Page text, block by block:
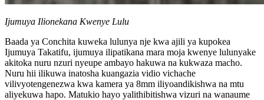
Ijumuya Ilionekana Kwenye Lulu
Baada ya Conchita kuweka lulunya nje kwa ajili ya kupokea
Ijumuya Takatifu, ijumuya ilipatikana mara moja kwenye lulunyake
akitoka nuru nzuri nyeupe ambayo hakuwa na kukwaza macho.
Nuru hii ilikuwa inatosha kuangazia vidio vichache
vilivyotengenezwa kwa kamera ya 8mm iliyoandikishwa na mtu
aliyekuwa hapo. Matukio hayo yalithibitishwa vizuri na wanaume